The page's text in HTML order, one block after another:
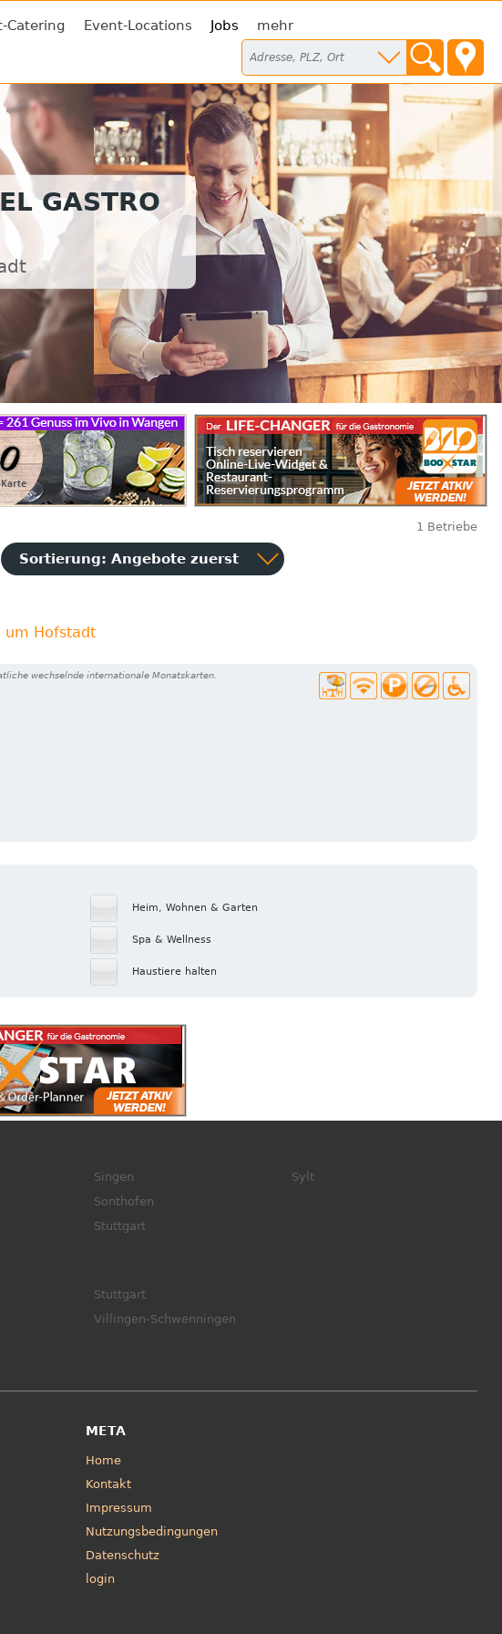
Catering Event-Locations Jobs mehr
GASTRO
1 Betriebe
Sortierung: Angebote zuerst
um Hofstadt
wechselnde internationale Monatskarten.
Heim, Wohnen & Garten
Spa & Wellness
Haustiere halten
Singen
Sonthofen
Stuttgart
Sylt
Stuttgart
Villingen-Schwenningen
META
Home
Kontakt
Impressum
Nutzungsbedingungen
Datenschutz
login